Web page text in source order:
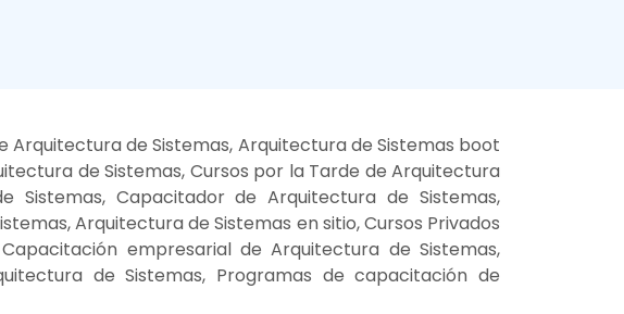
Arquitectura de Sistemas, Arquitectura de Sistemas boot
de Sistemas, Cursos por la Tarde de Arquitectura
Sistemas, Capacitador de Arquitectura de Sistemas,
Arquitectura de Sistemas en sitio, Cursos Privados
empresarial de Arquitectura de Sistemas,
de Sistemas, Programas de capacitación de